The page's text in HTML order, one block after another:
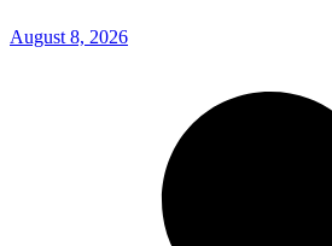
August 8, 2026